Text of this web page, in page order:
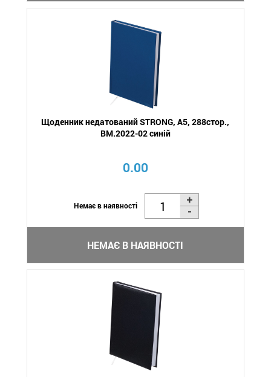
Щоденник недатований STRONG, A5, 288стор.,
BM.2022-02 синій
0.00
Немає в наявності
НЕМАЄ В НАЯВНОСТІ